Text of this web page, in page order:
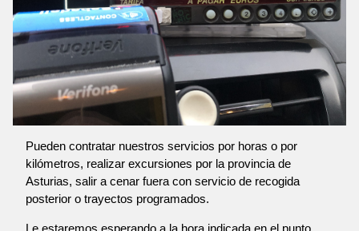
Pueden contratar nuestros servicios por horas o por
kilómetros, realizar excursiones por la provincia de
Asturias, salir a cenar fuera con servicio de recogida
posterior o trayectos programados.
Le estaremos esperando a la hora indicada en el punto